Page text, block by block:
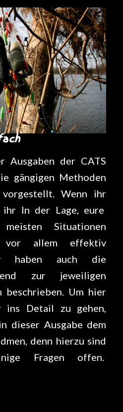
Ausgaben der CATS
gängigen Methoden
vorgestellt. Wenn ihr
ihr In der Lage, eure
Situationen
vor allem effektiv
haben auch die
zur jeweiligen
beschrieben. Um hier
ins Detail zu gehen,
dieser Ausgabe dem
denn hierzu sind
Fragen offen.